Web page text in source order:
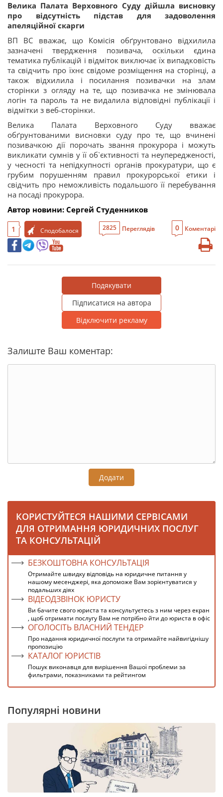
Велика Палата Верховного Суду дійшла висновку
про відсутність підстав для задоволення
апеляційної скарги
ВП ВС вважає, що Комісія обґрунтовано відхилила
зазначені твердження позивача, оскільки єдина
тематика публікацій і відміток виключає їх випадковість
та свідчить про їхнє свідоме розміщення на сторінці, а
також відхилила і посилання позивачки на злам
сторінки з огляду на те, що позивачка не змінювала
логін та пароль та не видалила відповідні публікації і
відмітки з веб-сторінки.
Велика Палата Верховного Суду вважає
обґрунтованими висновки суду про те, що вчинені
позивачкою дії порочать звання прокурора і можуть
викликати сумнів у її об`єктивності та неупередженості,
у чесності та непідкупності органів прокуратури, що є
грубим порушенням правил прокурорської етики і
свідчить про неможливість подальшого її перебування
на посаді прокурора.
Автор новини: Сергей Студенников
1 Сподобалося 2825 Переглядів 0 Коментарі
Подякувати
Підписатися на автора
Відключити рекламу
Залиште Ваш коментар:
Додати
КОРИСТУЙТЕСЯ НАШИМИ СЕРВІСАМИ
ДЛЯ ОТРИМАННЯ ЮРИДИЧНИХ ПОСЛУГ
ТА КОНСУЛЬТАЦІЙ
БЕЗКОШТОВНА КОНСУЛЬТАЦІЯ
Отримайте швидку відповідь на юридичне питання у
нашому месенджері, яка допоможе Вам зорієнтуватися у
подальших діях
ВІДЕОДЗВІНОК ЮРИСТУ
Ви бачите свого юриста та консультуєтесь з ним через екран
, щоб отримати послугу Вам не потрібно йти до юриста в офіс
ОГОЛОСІТЬ ВЛАСНИЙ ТЕНДЕР
Про надання юридичної послуги та отримайте найвигіднішу
пропозицію
КАТАЛОГ ЮРИСТІВ
Пошук виконавця для вирішення Вашої проблеми за
фильтрами, показниками та рейтингом
Популярні новини